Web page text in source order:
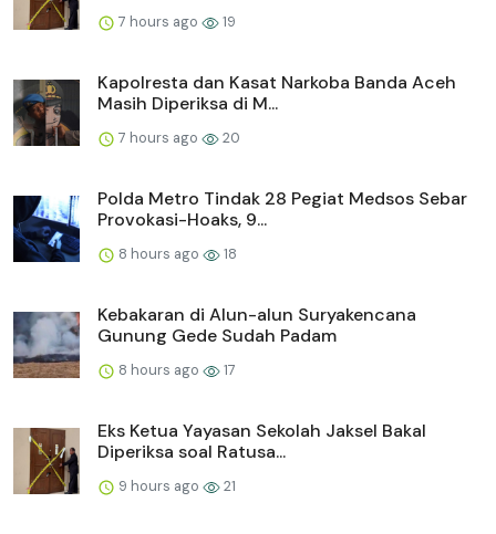
7 hours ago 19
Kapolresta dan Kasat Narkoba Banda Aceh
Masih Diperiksa di M...
7 hours ago 20
Polda Metro Tindak 28 Pegiat Medsos Sebar
Provokasi-Hoaks, 9...
8 hours ago 18
Kebakaran di Alun-alun Suryakencana
Gunung Gede Sudah Padam
8 hours ago 17
Eks Ketua Yayasan Sekolah Jaksel Bakal
Diperiksa soal Ratusa...
9 hours ago 21